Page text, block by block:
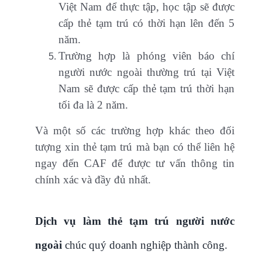
Việt Nam để thực tập, học tập sẽ được
cấp thẻ tạm trú có thời hạn lên đến 5
năm.
Trường hợp là phóng viên báo chí
người nước ngoài thường trú tại Việt
Nam sẽ được cấp thẻ tạm trú thời hạn
tối đa là 2 năm.
Và một số các trường hợp khác theo đối
tượng xin thẻ tạm trú mà bạn có thể liên hệ
ngay đến CAF để được tư vấn thông tin
chính xác và đầy đủ nhất.
Dịch vụ làm thẻ tạm trú người nước
ngoài chúc quý doanh nghiệp thành công.